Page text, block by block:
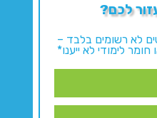
לכם?
לא רשומים בלבד –
לימודי לא ייענו*